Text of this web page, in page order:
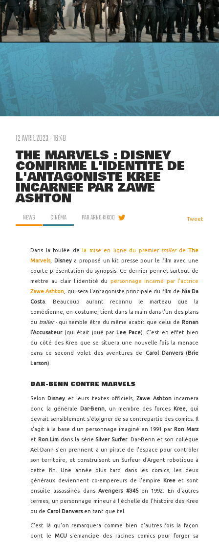
12 AVRIL 2023 - 16:48
THE MARVELS : DISNEY
CONFIRME L'IDENTITÉ DE
L'ANTAGONISTE KREE
INCARNÉE PAR ZAWE
ASHTON
NEWS CINÉMA PARARNO KIKOO Tweet
Dans la foulée de la mise en ligne du premier trailer de The
Marvels, Disney a proposé un kit presse pour le film avec une
courte présentation du synopsis. Ce dernier permet surtout de
mettre au clair l'identité du personnage incarné par l'actrice
Zawe Ashton , qui sera l'antagoniste principale du film de Nia Da
Costa . Beaucoup auront reconnu le marteau que la
comédienne, en costume, tient dans la main dans l'un des plans
du trailer- qui semble être du même acabit que celui de Ronan
l'Accusateur (qui était joué par Lee Pace). C'est en effet bien
du côté des Kree que se situera une nouvelle fois la menace
dans ce second volet des aventures de
Carol Danvers (Brie
Larson).
DAR-BENN CONTRE MARVELS
Selon Disney et leurs textes officiels,Zawe Ashton incarnera
donc la générale
Dar-Benn, un membre des forces Kree , qui
devrait sensiblement s'éloigner de sa contrepartie des comics. Il
s'agit à la base d'un personnage imaginé en 1991 par Ron Marz
et Ron Lim dans la série Silver Surfer. Dar-Benn et son collègue
Ael-Dann s'en prennent à un pirate de l'espace pour contrôler
son territoire, et construisent un Surfeur d'Argent robotique à
cette fin. Une année plus tard dans les comics, les deux
généraux deviennent co-empereurs de l'empire
Kree et sont
ensuite assassinés dansAvengers #345 en 1992. En d'autres
termes, un personnage mineur à l'échelle de l'histoire des Kree
ou de Carol Danversen tant que tel.
C'est là qu'on remarquera comme bien d'autres fois la façon
dont le MCU s'émancipe des racines comics pour forger sa